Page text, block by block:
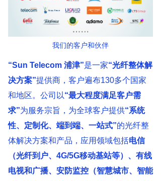
我们的客户和伙伴
“Sun Telecom 浦津”是一家“光纤整体解
决方案”提供商，客户遍布130多个国家
和地区。公司以“最大程度满足客户需
求”为服务宗旨，为全球客户提供“系统
性、定制化、端到端、一站式”的光纤整
体解决方案和产品，应用领域包括电信
（光纤到户、4G/5G移动基站等）、有线
电视和广播、安防监控（智慧城市、智能